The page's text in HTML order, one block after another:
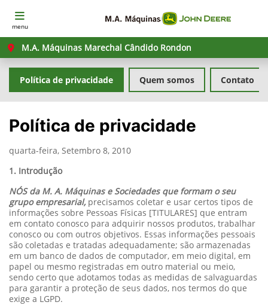
menu
M.A. Máquinas Marechal Cândido Rondon
Quem somos Contato
Política de privacidade
Política de privacidade
quarta-feira, Setembro 8, 2010
1. Introdução
NÓS da M. A. Máquinas e Sociedades que formam o seu
grupo empresarial, precisamos coletar e usar certos tipos de
informações sobre Pessoas Físicas [TITULARES] que entram
em contato conosco para adquirir nossos produtos, trabalhar
conosco ou com outros objetivos. Essas informações pessoais
são coletadas e tratadas adequadamente; são armazenadas
em um banco de dados de computador, em meio digital, em
papel ou mesmo registradas em outro material ou meio,
sendo certo que adotamos todas as medidas de salvaguardas
para garantir a proteção de seus dados, nos termos do que
exige a LGPD.